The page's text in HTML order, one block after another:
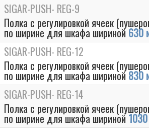
SIGAR-PUSH- REG-9
Полка с регулировкой ячеек
по ширине для шкафа шириной630
SIGAR-PUSH- REG-12
Полка с регулировкой ячеек
по ширине для шкафа шириной830
SIGAR-PUSH- REG-14
Полка с регулировкой ячеек
по ширине для шкафа шириной